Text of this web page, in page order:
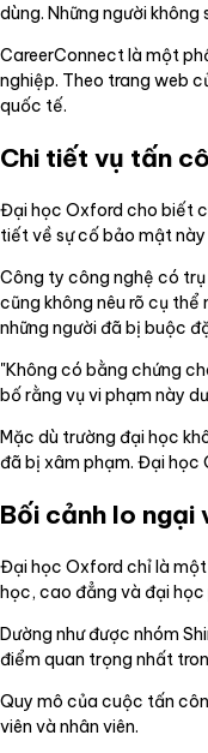
dùng. Những người
CareerConnect là một
nghiệp. Theo trang web
quốc tế.
Chi tiết vụ tấn
Đại học Oxford cho biết
tiết về sự cố bảo mật
Công ty công nghệ có trụ
cũng không nêu rõ cụ thể
những người đã bị buộc
"Không có bằng chứng
bố rằng vụ vi phạm này
Mặc dù trường đại học
đã bị xâm phạm. Đại học
Bối cảnh lo ngại
Đại học Oxford chỉ là
học, cao đẳng và đại học
Dường như được nhóm
điểm quan trọng nhất
Quy mô của cuộc tấn
viên và nhân viên.